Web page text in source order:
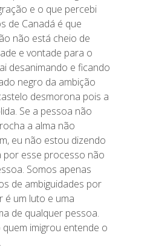
e o que percebi
de Canadá é que
não está cheio de
e vontade para o
desanimando e ficando
negro da ambição
desmorona pois a
Se a pessoa não
a alma não
eu não estou dizendo
por esse processo não
Somos apenas
de ambiguidades por
é um luto e uma
de qualquer pessoa.
imigrou entende o